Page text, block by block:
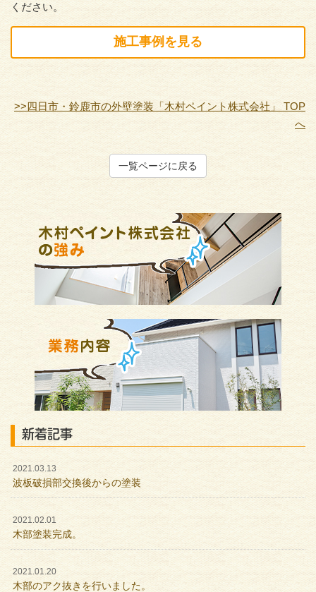
ください。
施工事例を見る
>>四日市・鈴鹿市の外壁塗装「木村ペイント株式会社」 TOP
へ
一覧ページに戻る
新着記事
2021.03.13
波板破損部交換後からの塗装
2021.02.01
木部塗装完成。
2021.01.20
木部のアク抜きを行いました。